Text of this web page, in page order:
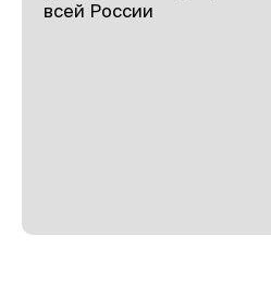
всей России